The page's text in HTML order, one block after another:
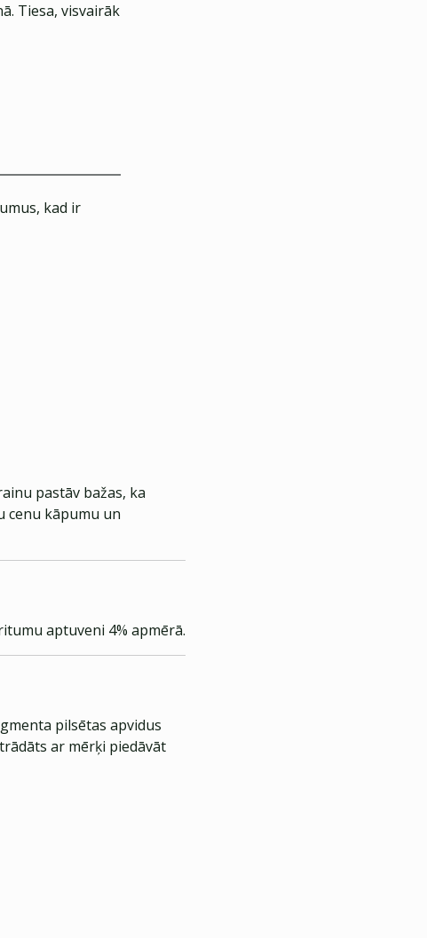
Tiesa, visvairāk
kad ir
pastāv bažas, ka
cenu kāpumu un
aptuveni 4% apmērā.
pilsētas apvidus
ar mērķi piedāvāt